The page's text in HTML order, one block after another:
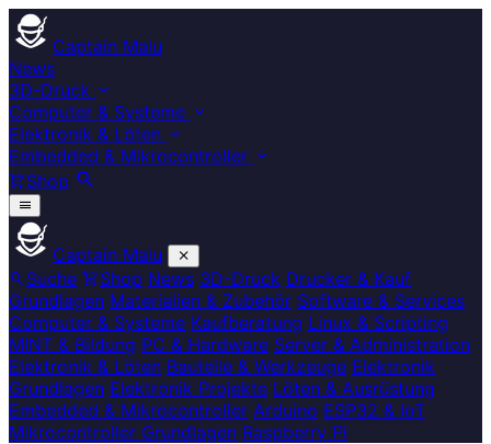
Captain Malu
News
3D-Druck
Computer & Systeme
Elektronik & Löten
Embedded & Mikrocontroller
Shop
Captain Malu
Suche
Shop News 3D-Druck Drucker & Kauf
Grundlagen Materialien & Zubehör Software & Services
Computer & Systeme Kaufberatung Linux & Scripting
MINT & Bildung PC & Hardware Server & Administration
Elektronik & Löten Bauteile & Werkzeuge Elektronik
Grundlagen Elektronik Projekte Löten & Ausrüstung
Embedded & Mikrocontroller Arduino ESP32 & IoT
Mikrocontroller Grundlagen Raspberry Pi